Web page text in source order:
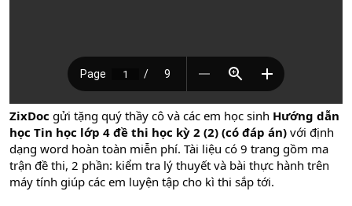
ZixDoc gửi tặng quý thầy cô và các em học sinh Hướng dẫn
học Tin học lớp 4 đề thi học kỳ 2 (2) (có đáp án) với định
dạng word hoàn toàn miễn phí. Tài liệu có 9 trang gồm ma
trận đề thi, 2 phần: kiểm tra lý thuyết và bài thực hành trên
máy tính giúp các em luyện tập cho kì thi sắp tới.